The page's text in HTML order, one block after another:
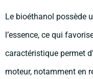
Le bioéthanol possède
l’essence, ce qui
caractéristique permet
moteur, notamment en